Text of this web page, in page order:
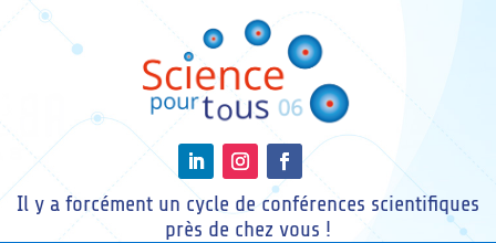
Il y a forcément un cycle de conférences scientifiques
près de chez vous !